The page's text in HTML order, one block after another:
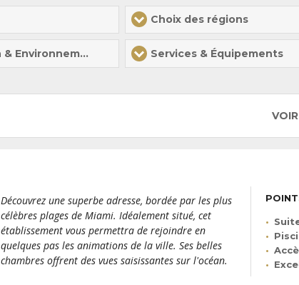
Choix des régions
Situation & Environnement Services & Équipements
Découvrez une superbe adresse, bordée par les plus
célèbres plages de Miami. Idéalement situé, cet
établissement vous permettra de rejoindre en
quelques pas les animations de la ville. Ses belles
chambres offrent des vues saisissantes sur l'océan.